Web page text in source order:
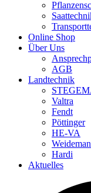
Online Shop
Über Uns
AGB
Landtechnik
Valtra
Fendt
Pöttinger
HE-VA
Hardi
Aktuelles